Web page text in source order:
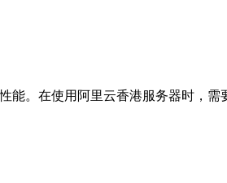
能。在使用阿里云香港服务器时，